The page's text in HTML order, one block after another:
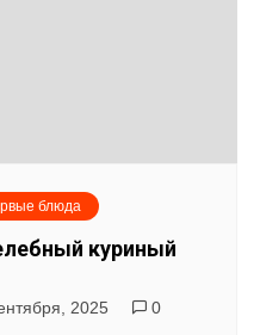
блюда
куриный
2025 0